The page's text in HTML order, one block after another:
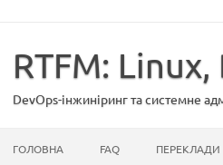
вмістуRTFM:
DevOps-інжиніринг та системне
ГОЛОВНА FAQ ПЕРЕКЛАДИ